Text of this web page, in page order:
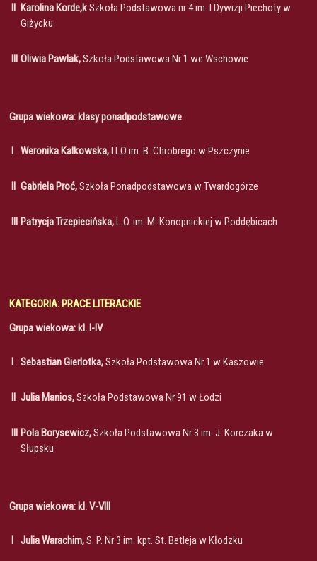
II Karolina Korde,kSzkoła Podstawowa nr 4 im. I Dywizji Piechoty w
Giżycku
III Oliwia Pawlak,Szkoła Podstawowa Nr 1 we Wschowie
Grupa wiekowa: klasy ponadpodstawowe
I Weronika Kalkowska,I LO im. B. Chrobrego w Pszczynie
II Gabriela Proć,Szkoła Ponadpodstawowa w Twardogórze
III Patrycja Trzepiecińska,L.O. im. M. Konopnickiej w Poddębicach
KATEGORIA: PRACE LITERACKIE
Grupa wiekowa: kl. I-IV
I Sebastian Gierlotka,Szkoła Podstawowa Nr 1 w Kaszowie
II Julia Manios,Szkoła Podstawowa Nr 91 w Łodzi
III Pola Borysewicz,Szkoła Podstawowa Nr 3 im. J. Korczaka w
Słupsku
Grupa wiekowa: kl. V-VIII
I Julia Warachim,S. P. Nr 3 im. kpt. St. Betleja w Kłodzku